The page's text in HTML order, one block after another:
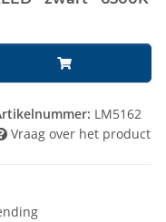
LM5162
Vraag over het product